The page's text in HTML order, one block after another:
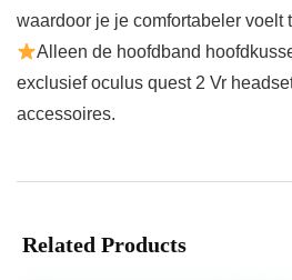
waardoor je je comfortabeler voelt
Alleen de hoofdband
exclusief oculus quest 2 Vr
accessoires.
Related Products